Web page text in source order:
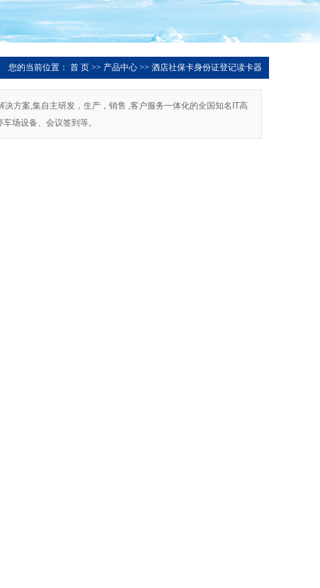
您的当前位置： 首 页 >> 产品中心 >> 酒店社保卡身份证登记读卡器
方案,集自主研发，生产，销售 ,客户服务一体化的全国知名IT高
场设备、会议签到等。